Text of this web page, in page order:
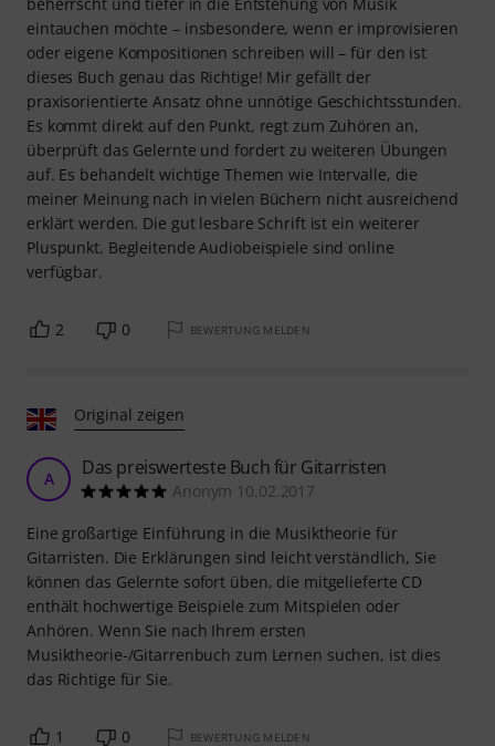
eintauchen möchte – insbesondere, wenn er improvisieren
oder eigene Kompositionen schreiben will – für den ist
dieses Buch genau das Richtige! Mir gefällt der
praxisorientierte Ansatz ohne unnötige Geschichtsstunden.
Es kommt direkt auf den Punkt, regt zum Zuhören an,
überprüft das Gelernte und fordert zu weiteren Übungen
auf. Es behandelt wichtige Themen wie Intervalle, die
meiner Meinung nach in vielen Büchern nicht ausreichend
erklärt werden. Die gut lesbare Schrift ist ein weiterer
Pluspunkt. Begleitende Audiobeispiele sind online
verfügbar.
2 0 BEWERTUNG MELDEN
Original zeigen
A Das preiswerteste Buch für Gitarristen
Anonym 10.02.2017
Eine großartige Einführung in die Musiktheorie für
Gitarristen. Die Erklärungen sind leicht verständlich, Sie
können das Gelernte sofort üben, die mitgelieferte CD
enthält hochwertige Beispiele zum Mitspielen oder
Anhören. Wenn Sie nach Ihrem ersten
Musiktheorie-/Gitarrenbuch zum Lernen suchen, ist dies
das Richtige für Sie.
1 0 BEWERTUNG MELDEN